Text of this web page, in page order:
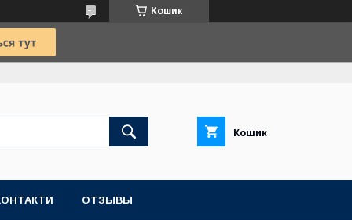
Кошик
Кошик
ОТЗЫВЫ